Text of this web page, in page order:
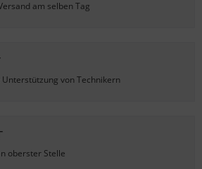
am selben Tag
von Technikern
oberster Stelle